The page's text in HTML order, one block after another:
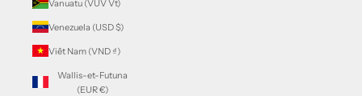
Vanuatu (VUV Vt)
Venezuela (USD $)
Viêt Nam (VND ₫)
Wallis-et-Futuna
(EUR €)